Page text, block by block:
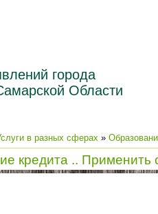
города
Области
в разных сферах »
кредита .. Применить